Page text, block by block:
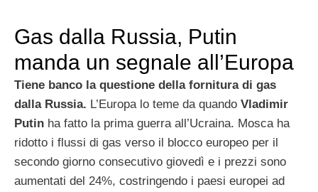
Gas dalla Russia, Putin
manda un segnale all’Europa
Tiene banco la questione della fornitura di gas
dalla Russia. L’Europa lo teme da quando Vladimir
Putin ha fatto la prima guerra all’Ucraina. Mosca ha
ridotto i flussi di gas verso il blocco europeo per il
secondo giorno consecutivo giovedì e i prezzi sono
aumentati del 24%, costringendo i paesi europei ad